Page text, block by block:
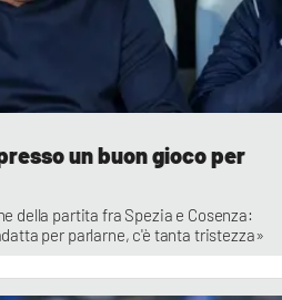
un buon gioco per
della partita fra Spezia e Cosenza:
per parlarne, c'è tanta tristezza»